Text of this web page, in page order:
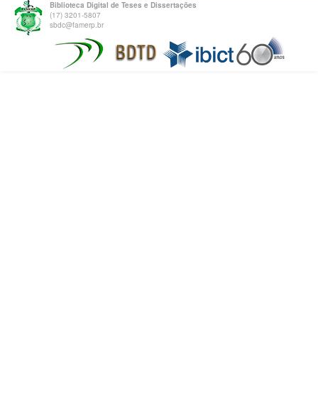
Biblioteca Digital de Teses e Dissertações
(17) 3201-5807
sbdc@famerp.br